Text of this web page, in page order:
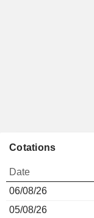
Cotations
Date
06/08/26
05/08/26